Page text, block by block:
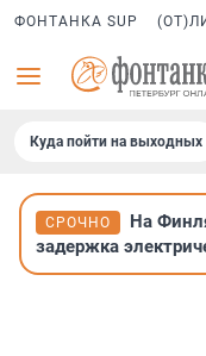
ФОНТАНКА SUP
Куда пойти на выходных
СРОЧНО
На
задержка